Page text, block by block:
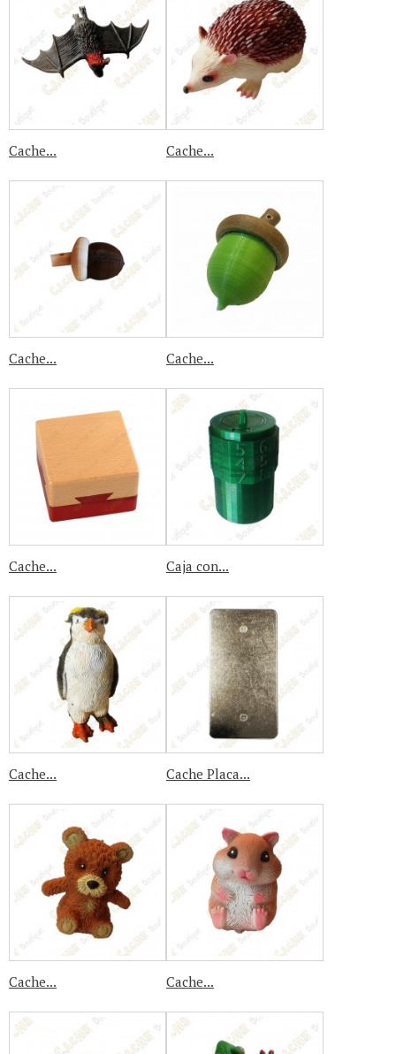
Cache... Cache...
Cache... Cache...
Cache... Caja con...
Cache... Cache Placa...
Cache... Cache...